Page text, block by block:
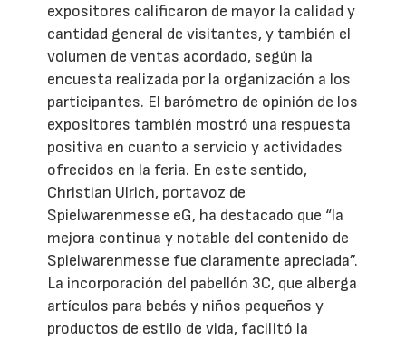
expositores calificaron de mayor la calidad y
cantidad general de visitantes, y también el
volumen de ventas acordado, según la
encuesta realizada por la organización a los
participantes. El barómetro de opinión de los
expositores también mostró una respuesta
positiva en cuanto a servicio y actividades
ofrecidos en la feria. En este sentido,
Christian Ulrich, portavoz de
Spielwarenmesse eG, ha destacado que “la
mejora continua y notable del contenido de
Spielwarenmesse fue claramente apreciada”.
La incorporación del pabellón 3C, que alberga
artículos para bebés y niños pequeños y
productos de estilo de vida, facilitó la